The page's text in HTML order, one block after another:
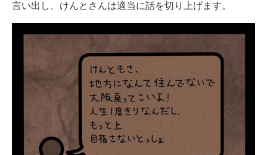
言い出し、けんとさんは適当に話を切り上げます。